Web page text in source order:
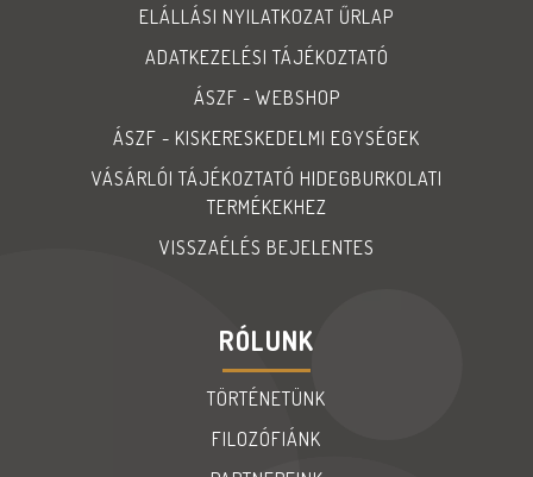
ELÁLLÁSI NYILATKOZAT ŰRLAP
ADATKEZELÉSI TÁJÉKOZTATÓ
ÁSZF - WEBSHOP
ÁSZF - KISKERESKEDELMI EGYSÉGEK
VÁSÁRLÓI TÁJÉKOZTATÓ HIDEGBURKOLATI
TERMÉKEKHEZ
VISSZAÉLÉS BEJELENTES
RÓLUNK
TÖRTÉNETÜNK
FILOZÓFIÁNK